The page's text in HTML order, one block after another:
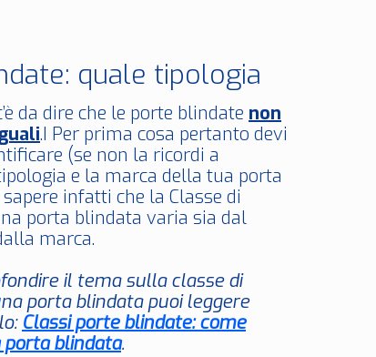
quale tipologia
da dire che le porte blindate non
.I Per prima cosa pertanto devi
(se non la ricordi a
e la marca della tua porta
infatti che la Classe di
porta blindata varia sia dal
marca.
il tema sulla classe di
porta blindata puoi leggere
Classi porte blindate: come
porta blindata.